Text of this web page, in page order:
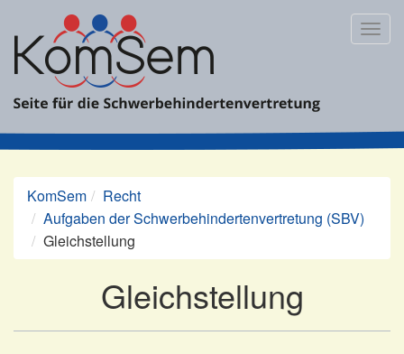
Inhalt
springen
KomSem
Recht
Aufgaben der Schwerbehindertenvertretung (SBV)
Gleichstellung
Gleichstellung